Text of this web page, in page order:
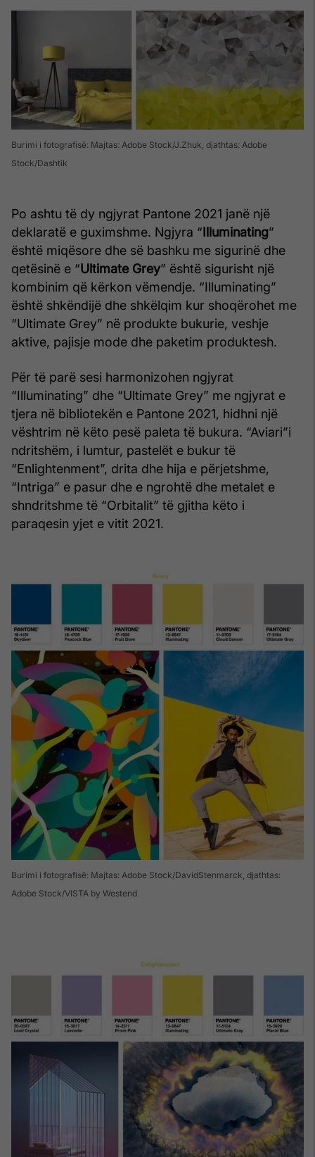
Burimi i fotografisë: Majtas: Adobe Stock/J.Zhuk, djathtas: Adobe
Stock/Dashtik
Po ashtu të dy ngjyrat Pantone 2021 janë një
deklaratë e guximshme. Ngjyra “ Illuminating”
është miqësore dhe së bashku me sigurinë dhe
qetësinë e “Ultimate Grey” është sigurisht një
kombinim që kërkon vëmendje. “Illuminating”
është shkëndijë dhe shkëlqim kur shoqërohet me
“Ultimate Grey” në produkte bukurie, veshje
aktive, pajisje mode dhe paketim produktesh.
Për të parë sesi harmonizohen ngjyrat
“Illuminating” dhe “Ultimate Grey” me ngjyrat e
tjera në bibliotekën e Pantone 2021, hidhni një
vështrim në këto pesë paleta të bukura. “Aviari”i
ndritshëm, i lumtur, pastelët e bukur të
“Enlightenment”, drita dhe hija e përjetshme,
“Intriga” e pasur dhe e ngrohtë dhe metalet e
shndritshme të “Orbitalit” të gjitha këto i
paraqesin yjet e vitit 2021.
Burimi i fotografisë: Majtas: Adobe Stock/DavidStenmarck, djathtas:
Adobe Stock/VISTA by Westend